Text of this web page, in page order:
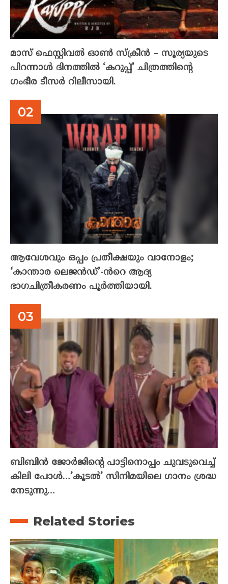
മാസ് ഫെസ്റ്റിവൽ ഓൺ സ്‌ക്രീൻ – സൂര്യയുടെ
പിറന്നാൾ ദിനത്തിൽ ‘കറുപ്പ്’ ചിത്രത്തിന്റെ
ഗംഭീര ടീസർ റിലീസായി.
ആവേശവും ഒപ്പം പ്രതീക്ഷയും വാനോളം;
‘കാന്താര ലെജൻഡ്’-ൻറെ ആദ്യ
ഭാഗചിത്രീകരണം പൂർത്തിയായി.
ബിബിൻ ജോർജിന്റെ പാട്ടിനൊപ്പം ചുവടുവെച്ച്
കിലി പോൾ…’കൂടൽ’ സിനിമയിലെ ഗാനം ശ്രദ്ധ
നേടുന്നു…
Related Stories